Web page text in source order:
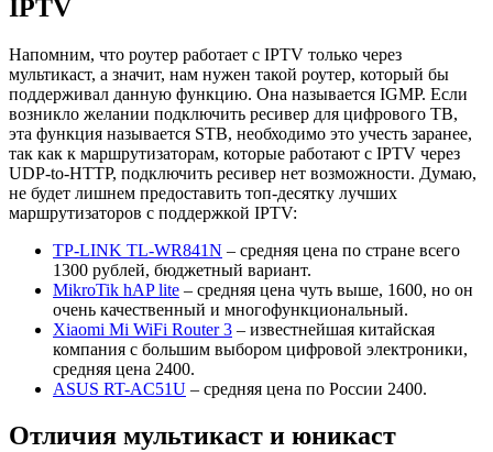
IPTV
Напомним, что роутер работает с IPTV только через
мультикаст, а значит, нам нужен такой роутер, который бы
поддерживал данную функцию. Она называется IGMP. Если
возникло желании подключить ресивер для цифрового ТВ,
эта функция называется STB, необходимо это учесть заранее,
так как к маршрутизаторам, которые работают с IPTV через
UDP-to-HTTP, подключить ресивер нет возможности. Думаю,
не будет лишнем предоставить топ-десятку лучших
маршрутизаторов с поддержкой IPTV:
TP-LINK TL-WR841N – средняя цена по стране всего
1300 рублей, бюджетный вариант.
MikroTik hAP lite – средняя цена чуть выше, 1600, но он
очень качественный и многофункциональный.
Xiaomi Mi WiFi Router 3 – известнейшая китайская
компания с большим выбором цифровой электроники,
средняя цена 2400.
ASUS RT-AC51U – средняя цена по России 2400.
Отличия мультикаст и юникаст